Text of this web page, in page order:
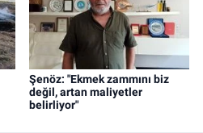
Şenöz: "Ekmek zammını biz
değil, artan maliyetler
belirliyor"